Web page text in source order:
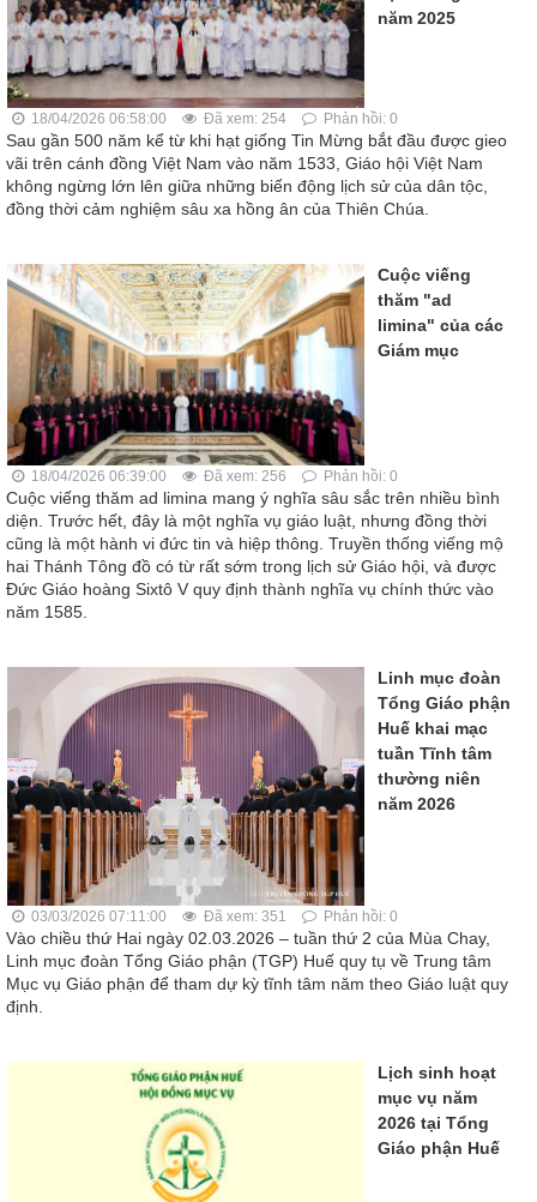
năm 2025
18/04/2026 06:58:00 Đã xem: 254 Phản hồi: 0
Sau gần 500 năm kể từ khi hạt giống Tin Mừng bắt đầu được gieo
vãi trên cánh đồng Việt Nam vào năm 1533, Giáo hội Việt Nam
không ngừng lớn lên giữa những biến động lịch sử của dân tộc,
đồng thời cảm nghiệm sâu xa hồng ân của Thiên Chúa.
Cuộc viếng
thăm "ad
limina" của các
Giám mục
18/04/2026 06:39:00 Đã xem: 256 Phản hồi: 0
Cuộc viếng thăm ad limina mang ý nghĩa sâu sắc trên nhiều bình
diện. Trước hết, đây là một nghĩa vụ giáo luật, nhưng đồng thời
cũng là một hành vi đức tin và hiệp thông. Truyền thống viếng mộ
hai Thánh Tông đồ có từ rất sớm trong lịch sử Giáo hội, và được
Đức Giáo hoàng Sixtô V quy định thành nghĩa vụ chính thức vào
năm 1585.
Linh mục đoàn
Tổng Giáo phận
Huế khai mạc
tuần Tĩnh tâm
thường niên
năm 2026
03/03/2026 07:11:00 Đã xem: 351 Phản hồi: 0
Vào chiều thứ Hai ngày 02.03.2026 – tuần thứ 2 của Mùa Chay,
Linh mục đoàn Tổng Giáo phận (TGP) Huế quy tụ về Trung tâm
Mục vụ Giáo phận để tham dự kỳ tĩnh tâm năm theo Giáo luật quy
định.
Lịch sinh hoạt
mục vụ năm
2026 tại Tổng
Giáo phận Huế